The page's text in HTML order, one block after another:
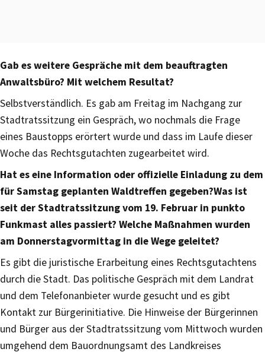
Gab es weitere Gespräche mit dem beauftragten
Anwaltsbüro? Mit welchem Resultat?
Selbstverständlich. Es gab am Freitag im Nachgang zur
Stadtratssitzung ein Gespräch, wo nochmals die Frage
eines Baustopps erörtert wurde und dass im Laufe dieser
Woche das Rechtsgutachten zugearbeitet wird.
Hat es eine Information oder offizielle Einladung zu dem
für Samstag geplanten Waldtreffen gegeben?Was ist
seit der Stadtratssitzung vom 19. Februar in punkto
Funkmast alles passiert? Welche Maßnahmen wurden
am Donnerstagvormittag in die Wege geleitet?
Es gibt die juristische Erarbeitung eines Rechtsgutachtens
durch die Stadt. Das politische Gespräch mit dem Landrat
und dem Telefonanbieter wurde gesucht und es gibt
Kontakt zur Bürgerinitiative. Die Hinweise der Bürgerinnen
und Bürger aus der Stadtratssitzung vom Mittwoch wurden
umgehend dem Bauordnungsamt des Landkreises